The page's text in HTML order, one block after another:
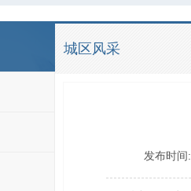
城区风采
发布时